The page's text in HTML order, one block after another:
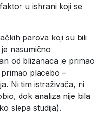
u ishrani koji se
parova koji su bili
nasumično
od blizanaca je primao
placebo –
Ni tim istraživača, ni
dok analiza nije bila
slepa studija).